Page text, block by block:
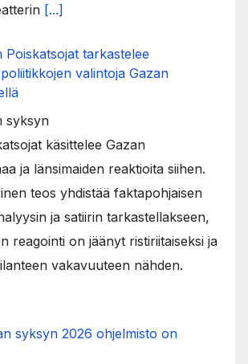
[...]
Poiskatsojat tarkastelee
valintoja Gazan
syksyn
käsittelee Gazan
ja länsimaiden reaktioita siihen.
teos yhdistää faktapohjaisen
ja satiirin tarkastellakseen,
reagointi on jäänyt ristiriitaiseksi ja
vakavuuteen nähden.
syksyn 2026 ohjelmisto on